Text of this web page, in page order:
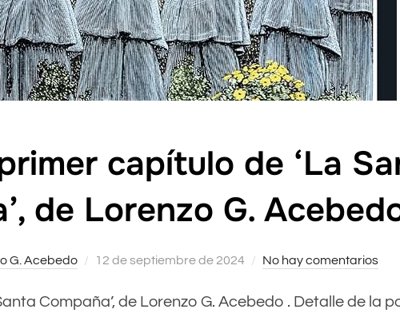
capítulo de ‘La
de Lorenzo G.
G. Acebedo
Publicado
12 de septiembre de 2024 No hay comentarios
Compaña’, de Lorenzo G. Acebedo . Detalle de la